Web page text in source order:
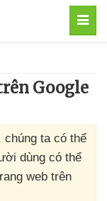
Google
ta có thể
dùng có thể
web trên